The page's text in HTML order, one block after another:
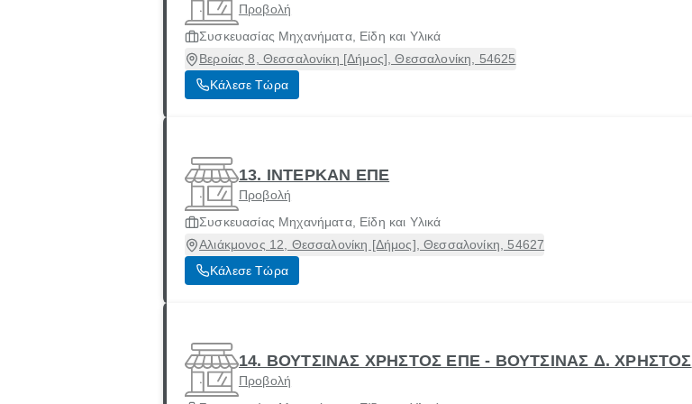
Προβολή
Συσκευασίας Μηχανήματα, Είδη και Υλικά
Βεροίας 8, Θεσσαλονίκη [Δήμος], Θεσσαλονίκη, 54625
Κάλεσε Τώρα
13. ΙΝΤΕΡΚΑΝ ΕΠΕ
Προβολή
Συσκευασίας Μηχανήματα, Είδη και Υλικά
Αλιάκμονος 12, Θεσσαλονίκη [Δήμος], Θεσσαλονίκη, 54627
Κάλεσε Τώρα
14. ΒΟΥΤΣΙΝΑΣ ΧΡΗΣΤΟΣ ΕΠΕ - ΒΟΥΤΣΙΝΑΣ Δ. ΧΡΗΣΤΟΣ
Προβολή